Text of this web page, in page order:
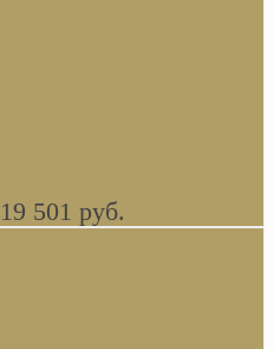
дерева, светло
+ серебро
501 руб.